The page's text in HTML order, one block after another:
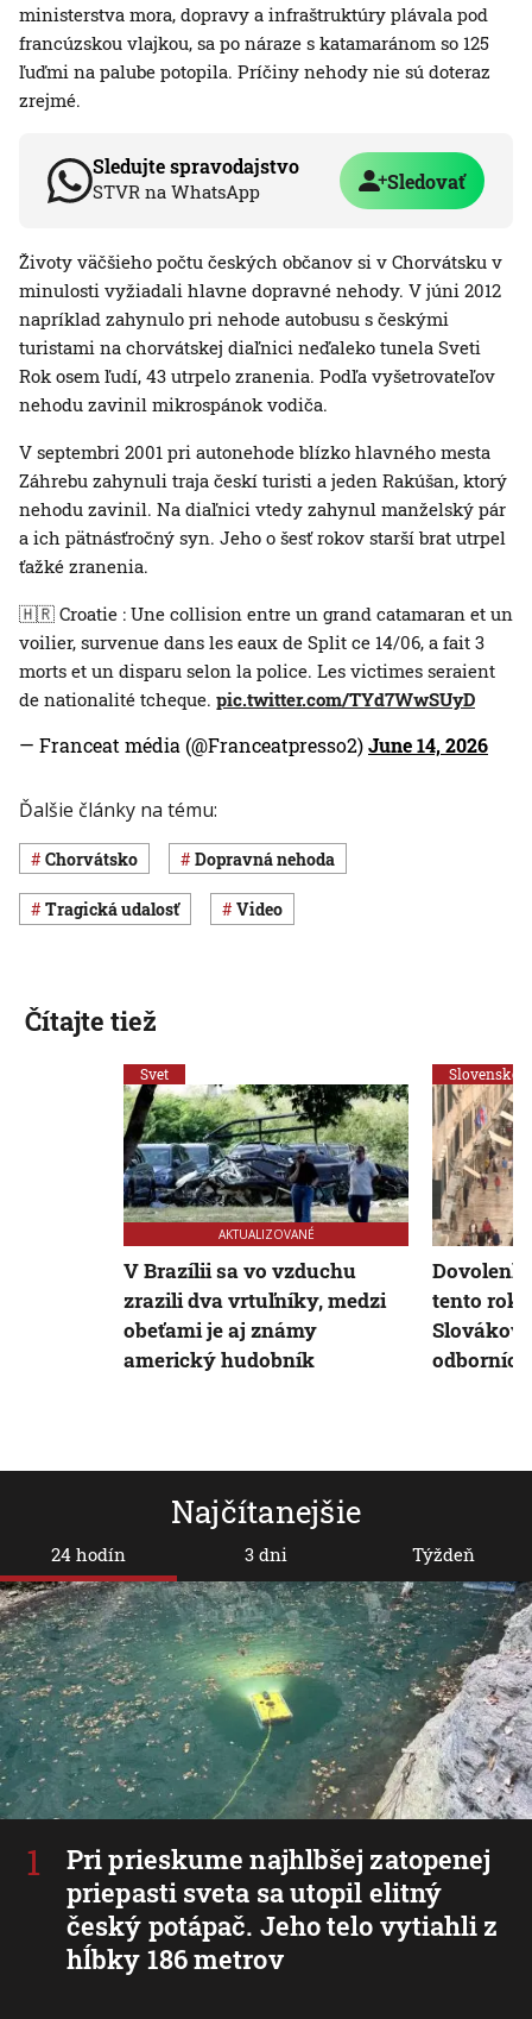
ministerstva mora, dopravy a infraštruktúry plávala pod
francúzskou vlajkou, sa po náraze s katamaránom so 125
ľuďmi na palube potopila. Príčiny nehody nie sú doteraz
zrejmé.
Sledujte spravodajstvo
STVR na WhatsApp Sledovať
Životy väčšieho počtu českých občanov si v Chorvátsku v
minulosti vyžiadali hlavne dopravné nehody. V júni 2012
napríklad zahynulo pri nehode autobusu s českými
turistami na chorvátskej diaľnici neďaleko tunela Sveti
Rok osem ľudí, 43 utrpelo zranenia. Podľa vyšetrovateľov
nehodu zavinil mikrospánok vodiča.
V septembri 2001 pri autonehode blízko hlavného mesta
Záhrebu zahynuli traja českí turisti a jeden Rakúšan, ktorý
nehodu zavinil. Na diaľnici vtedy zahynul manželský pár
a ich pätnásťročný syn. Jeho o šesť rokov starší brat utrpel
ťažké zranenia.
🇭🇷 Croatie : Une collision entre un grand catamaran et un
voilier, survenue dans les eaux de Split ce 14/06, a fait 3
morts et un disparu selon la police. Les victimes seraient
de nationalité tcheque. pic.twitter.com/TYd7WwSUyD
— Franceat média (@Franceatpresso2)June 14, 2026
Ďalšie články na tému:
Chorvátsko dopravná nehoda
Tragická udalosť Video
Najčítanejšie
24 hodín
Pri prieskume najhlbšej zatopenej
priepasti sveta sa utopil elitný
český potápač. Jeho telo vytiahli z
hĺbky 186 metrov
3 dni Týždeň
Čítajte tiež
Svet
AKTUALIZOVANÉ
V Brazílii sa vo vzduchu
zrazili dva vrtuľníky, medzi
obeťami je aj známy
americký hudobník
Slovensko
tento rok
Slovákov
odborníci